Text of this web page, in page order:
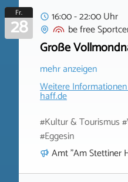
Fr.
28
16:00 - 22:00 Uhr
be free
Große
mehr anzeigen
Weitere
haff.de
#Kultur & Tourismus
#Eggesin
Amt "Am Stettiner